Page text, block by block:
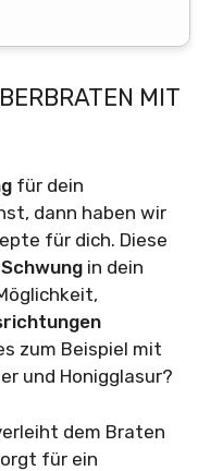
MIT
für dein
dann haben wir
für dich. Diese
Schwung in dein
zum Beispiel mit
und Honigglasur?
dem Braten
für ein